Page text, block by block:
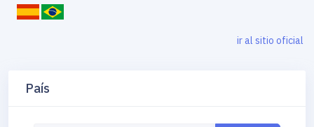
ir al sitio oficial
País